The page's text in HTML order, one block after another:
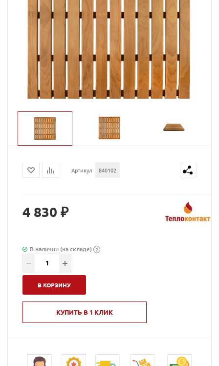
Артикул 840102
4 830 ₽
В наличии (на складе) ?
В КОРЗИНУ
КУПИТЬ В 1 КЛИК